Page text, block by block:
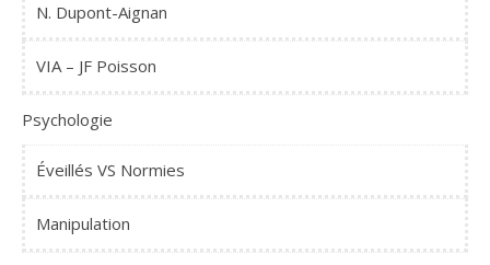
N. Dupont-Aignan
VIA – JF Poisson
Psychologie
Éveillés VS Normies
Manipulation